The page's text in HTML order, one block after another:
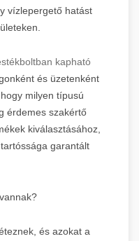
vízlepergető hatást
kapható
és üzetenként
milyen típusú
érdemes szakértő
kiválasztásához,
garantált
és azokat a